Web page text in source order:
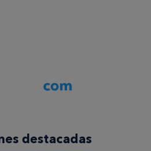
destacadas